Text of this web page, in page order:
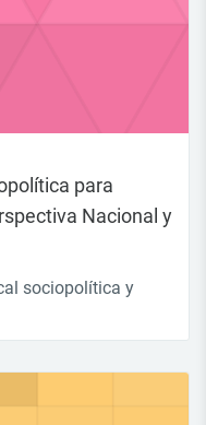
para
Nacional y
sociopolítica y